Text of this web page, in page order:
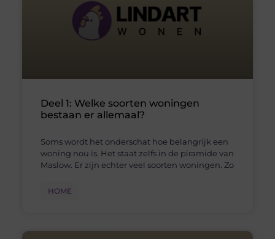
Deel 1: Welke soorten woningen
bestaan er allemaal?
Soms wordt het onderschat hoe belangrijk een
woning nou is. Het staat zelfs in de piramide van
Maslow. Er zijn echter veel soorten woningen. Zo
HOME